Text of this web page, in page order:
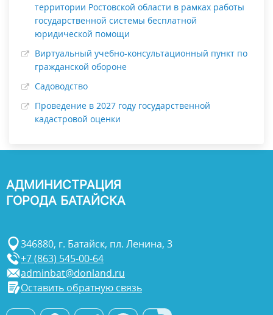
территории Ростовской области в рамках работы
государственной системы бесплатной
юридической помощи
Виртуальный учебно-консультационный пункт по
гражданской обороне
Садоводство
Проведение в 2027 году государственной
кадастровой оценки
АДМИНИСТРАЦИЯ
ГОРОДА БАТАЙСКА
346880, г. Батайск, пл. Ленина, 3
+7 (863) 545-00-64
adminbat@donland.ru
Оставить обратную связь